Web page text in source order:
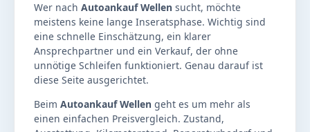
Wer nach Autoankauf Wellen sucht, möchte
meistens keine lange Inseratsphase. Wichtig sind
eine schnelle Einschätzung, ein klarer
Ansprechpartner und ein Verkauf, der ohne
unnötige Schleifen funktioniert. Genau darauf ist
diese Seite ausgerichtet.
Beim Autoankauf Wellen geht es um mehr als
einen einfachen Preisvergleich. Zustand,